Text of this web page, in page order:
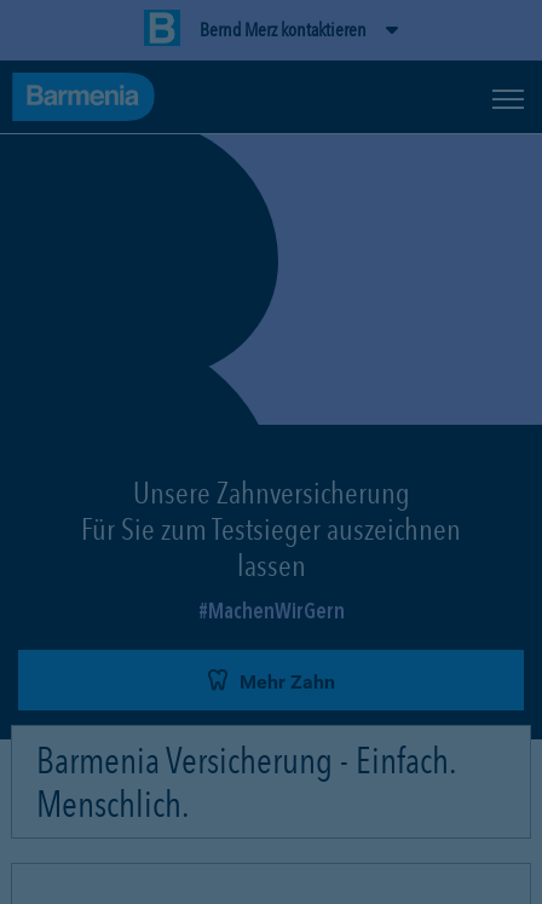
Bernd Merz kontaktieren
Unsere Zahnversicherung
Für Sie zum Testsieger auszeichnen
lassen
MachenWirGern
Mehr Zahn
Barmenia Versicherung - Einfach.
Menschlich.